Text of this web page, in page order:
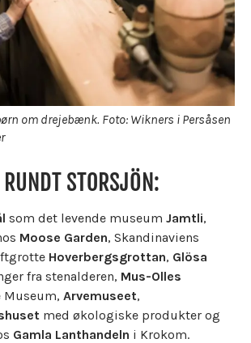
om drejebænk. Foto: Wikners i Persåsen
RUNDT STORSJÖN:
som det levende museum Jamtli,
Moose Garden, Skandinaviens
Hoverbergsgrottan, Glösa
fra stenalderen, Mus-Olles
Arvemuseet,
med økologiske produkter og
Gamla Lanthandeln i Krokom.